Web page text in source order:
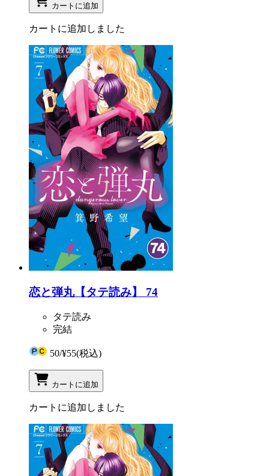
カートに追加
カートに追加しました
恋と弾丸【タテ読み】 74
タテ読み
完結
50/¥55(税込)
カートに追加
カートに追加しました